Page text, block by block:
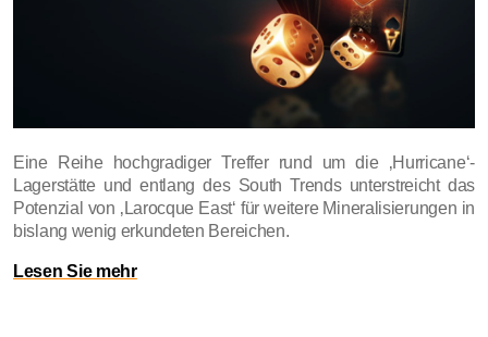
Eine Reihe hochgradiger Treffer rund um die ‚Hurricane‘-
Lagerstätte und entlang des South Trends unterstreicht das
Potenzial von ‚Larocque East‘ für weitere Mineralisierungen in
bislang wenig erkundeten Bereichen.
Lesen Sie mehr